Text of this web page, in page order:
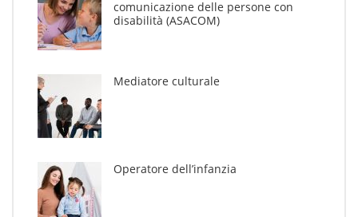
comunicazione delle persone con
disabilità (ASACOM)
Mediatore culturale
Operatore dell’infanzia